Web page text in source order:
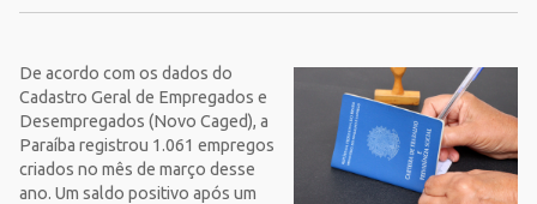
De acordo com os dados do
Cadastro Geral de Empregados e
Desempregados (Novo Caged), a
Paraíba registrou 1.061 empregos
criados no mês de março desse
ano. Um saldo positivo após um